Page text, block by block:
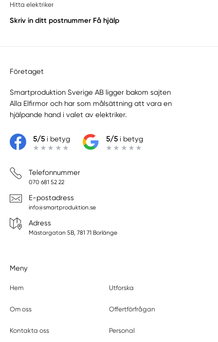
Hitta elektriker
Skriv in ditt postnummer Få hjälp
Företaget
Smartproduktion Sverige AB ligger bakom sajten
Alla Elfirmor och har som målsättning att vara en
hjälpande hand i valet av elektriker.
5/5i betyg 5/5i betyg
Telefonnummer
070 681 52 22
E-postadress
info@smartproduktion.se
Adress
Mästargatan 5B, 781 71 Borlänge
Meny
Hem Utforska
Om oss Offertförfrågan
Kontakta oss Personal